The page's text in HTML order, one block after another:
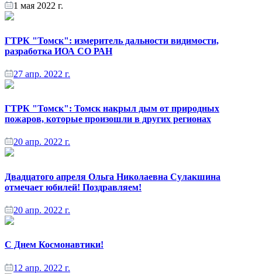
1 мая 2022 г.
ГТРК "Томск": измеритель дальности видимости,
разработка ИОА СО РАН
27 апр. 2022 г.
ГТРК "Томск": Томск накрыл дым от природных
пожаров, которые произошли в других регионах
20 апр. 2022 г.
Двадцатого апреля Ольга Николаевна Сулакшина
отмечает юбилей! Поздравляем!
20 апр. 2022 г.
С Днем Космонавтики!
12 апр. 2022 г.